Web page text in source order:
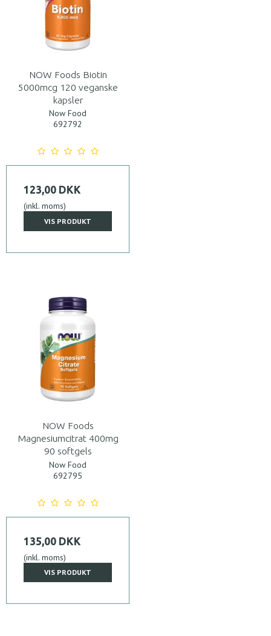
NOW Foods Biotin
5000mcg 120 veganske
kapsler
Now Food
692792
123,00 DKK
(inkl. moms)
VIS PRODUKT
NOW Foods
Magnesiumcitrat 400mg
90 softgels
Now Food
692795
135,00 DKK
(inkl. moms)
VIS PRODUKT